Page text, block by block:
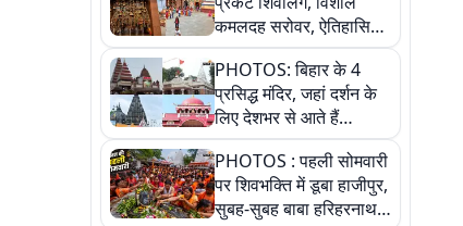
को उड़ान
कमलदह सरोवर, ऐतिहासिक
महेंद्रनाथ मंदिर और घंटाघर
की कहानी, तस्वीरों में देखिए
PHOTOS: बिहार के 4
प्रसिद्ध मंदिर, जहां दर्शन के
लिए देशभर से आते हैं
श्रद्धालु, जानिए इनकी
खासियत
PHOTOS : पहली सोमवारी
पर शिवभक्ति में डूबा हाजीपुर,
सुबह-सुबह बाबा हरिहरनाथ